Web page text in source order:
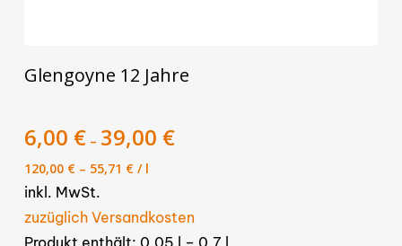
Produkt
mehrere
auf.
Die
Optionen
Glengoyne 12 Jahre
6,00 € – 39,00 €
120,00 €– 55,71 €/ l
inkl. MwSt.
zuzüglich Versandkosten